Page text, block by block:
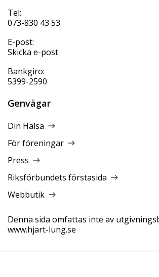
Tel:
073-830 43 53
E-post:
Skicka e-post
Bankgiro:
5399-2590
Genvägar
Din Hälsa
För föreningar
Press
Riksförbundets förstasida
Webbutik
Denna sida omfattas inte av
www.hjart-lung.se